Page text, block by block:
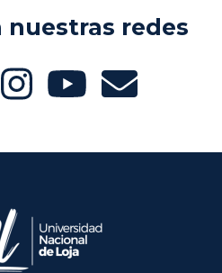
nuestras redes